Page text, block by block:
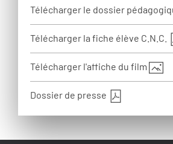
Télécharger le dossier
Télécharger la fiche élève C.N.C.
Télécharger l'affiche du film
Dossier de presse